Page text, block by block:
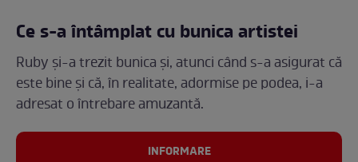
Ce s-a întâmplat cu bunica artistei
Ruby și-a trezit bunica și, atunci când s-a asigurat că
este bine și că, în realitate, adormise pe podea, i-a
adresat o întrebare amuzantă.
INFORMARE